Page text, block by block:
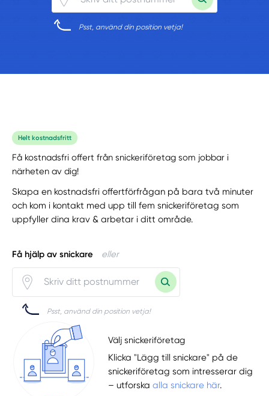
Psst, använd din position vetja!
Helt kostnadsfritt
Få kostnadsfri offert från snickeriföretag som jobbar i
närheten av dig!
Skapa en kostnadsfri offertförfrågan på bara två minuter
och kom i kontakt med upp till fem snickeriföretag som
uppfyller dina krav & arbetar i ditt område.
Få hjälp av snickare eller
Psst, använd din position vetja!
Välj snickeriföretag
Klicka "Lägg till snickare" på de
snickeriföretag som intresserar dig
– utforskaalla snickare här.